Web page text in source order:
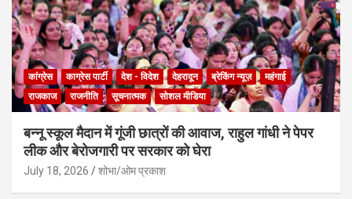
कांग्रेस काग्रेस पार्टी देश - विदेश देहरादून ब्रेकिंग न्यूज़
महंगाई
राजकाज
राजनीति सूचनात्मक सोशल मीडिया
बन्नू स्कूल मैदान में गूंजी छात्रों की आवाज, राहुल गांधी ने पेपर
लीक और बेरोजगारी पर सरकार को घेरा
July 18, 2026 शोभा/ओम प्रकाश